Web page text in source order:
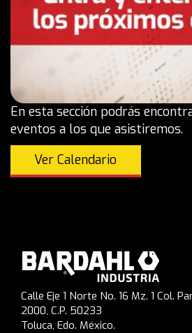
En esta sección podrás
eventos a los que asistiremos.
Ver Calendario
Calle Eje 1 Norte No. 16 Mz. 1 Col.
2000, C.P. 50233
Toluca, Edo. México.